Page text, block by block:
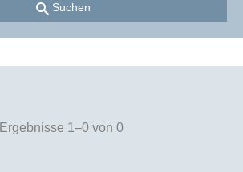
Suchen
Ergebnisse 1–0 von 0